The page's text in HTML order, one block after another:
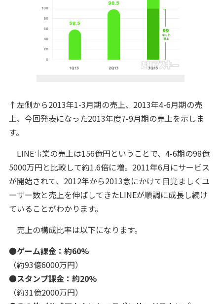
↑左側から2013年1-3月期の売上、2013年4-6月期の売
上、今回発表になった2013年度7-9月期の売上を示しま
す。
LINE事業の売上は156億円ということで、4-6期の98億
5000万円と比較して約1.6倍に増。2011年6月にサービス
が開始されて、2012年から2013念にかけて目覚ましくユ
ーザー数と売上を伸ばしてきたLINEが順調に成長し続け
ていることがわかります。
売上の構成比率は以下になります。
●ゲーム課金：約60%
（約93億6000万円）
●スタンプ課金：約20%
（約31億2000万円）